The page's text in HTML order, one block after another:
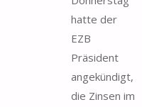
hatte der
EZB
Präsident
angekündigt,
die Zinsen im